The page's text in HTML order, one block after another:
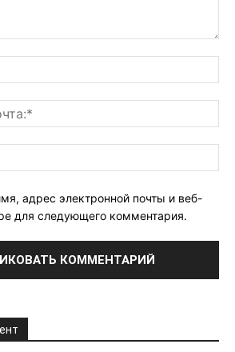
адрес электронной почты и веб-
для следующего комментария.